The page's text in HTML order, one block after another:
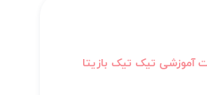
آموزشی تیک تیک بازیتا